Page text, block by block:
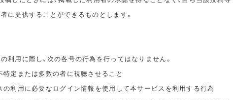
に提供することができるものとします。
利用に際し、次の各号の行為を行ってはなりません。
定または多数の者に視聴させること
利用に必要なログイン情報を使用して本サービスを利用する行為